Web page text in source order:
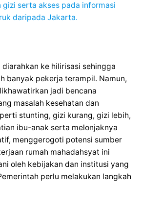
serta akses pada informasi
daripada Jakarta.
diarahkan ke hilirisasi sehingga
banyak pekerja terampil. Namun,
jadi bencana
masalah kesehatan dan
stunting, gizi kurang, gizi lebih,
ibu-anak serta melonjaknya
menggerogoti potensi sumber
rumah mahadahsyat ini
oleh kebijakan dan institusi yang
perlu melakukan langkah